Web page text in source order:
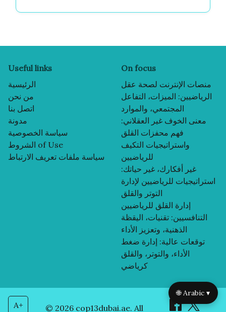
Useful links
الرئيسية
من نحن
اتصل بنا
مدونة
سياسة الخصوصية
الشروط of Use
سياسة ملفات تعريف الارتباط
On focus
منصات الإنترنت لصحة عقل
الرياضيين: الميزات، التفاعل
المجتمعي، والموارد
معنى الخوف غير العقلاني:
فهم محفزات القلق
واستراتيجيات التكيف
للرياضيين
غير أفكارك، غير حياتك:
استراتيجيات للرياضيين لإدارة
التوتر والقلق
إدارة القلق للرياضيين
التنافسيين: تقنيات، اليقظة
الذهنية، وتعزيز الأداء
توقعات عالية: إدارة ضغط
الأداء، والتوتر، والقلق
كرياضي
A+ © 2026 cop13dubai.ae. All
🌐 Arabic ▾